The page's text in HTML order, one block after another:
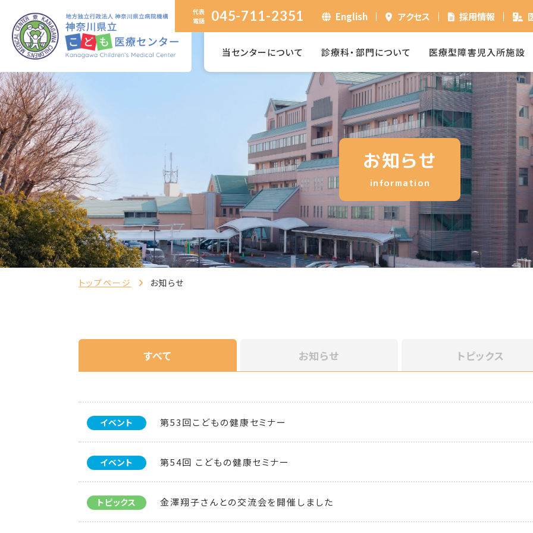
代表
電話
045-711-2351 English アクセス 採用情報
当センターについて 診療科・部門について 医療型障害児入所施設
お知らせ
information
トップページ お知らせ
すべて お知らせ トピックス
イベント 第53回こどもの健康セミナー
イベント 第54回 こどもの健康セミナー
トピックス 金澤翔子さんとの交流会を開催しました